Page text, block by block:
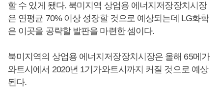
할 수 있게 됐다. 북미지역 상업용 에너지저장장치시장
은 연평균 70% 이상 성장할 것으로 예상되는데 LG화학
은 이곳을 공략할 발판을 마련한 셈이다.
북미지역의 상업용 에너지저장장치시장은 올해 65메가
와트시에서 2020년 1기가와트시까지 커질 것으로 예상
된다.